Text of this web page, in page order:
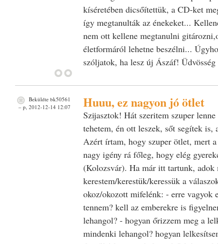
kíséretében dicsőítettük, a CD-ket
így megtanulták az énekeket...
nem ott kellene megtanulni
életformáról lehetne beszélni...
szóljatok, ha lesz új Ászáf!
Huuu, ez nagyon jó ötlet
Szijasztok! Hát szeritem szuper
tehetem, én ott leszek, sőt segítek is,
Azért írtam, hogy szuper ötlet, mert
nagy igény rá főleg, hogy elég
(Kolozsvár). Ha már itt tartunk, adok
kerestem/kerestük/keressük a
okoz/okozott mifelénk: - erre vagyok
tennem? kell az emberekre is
lehangol? - hogyan őrizzem meg a
mindenki lehangol? hogyan
Beküldte bk50561
– p, 2012-12-14 12:07